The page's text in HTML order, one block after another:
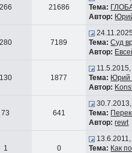
21686
Тема:
Автор:
7189
Тема: Суд
Автор:
1877
Тема: Юрий
Автор:
73 641
Тема:
Автор: rewt
1 0
Тема: Как